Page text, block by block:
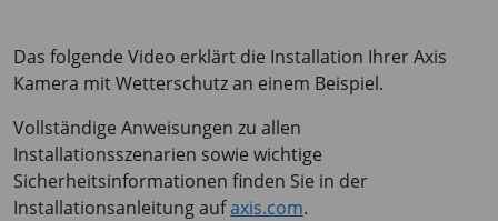
Das folgende Video erklärt die Installation Ihrer Axis
Kamera mit Wetterschutz an einem Beispiel.
Vollständige Anweisungen zu allen
Installationsszenarien sowie wichtige
Sicherheitsinformationen finden Sie in der
Installationsanleitung aufaxis.com.